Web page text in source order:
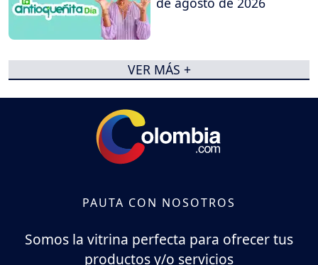
VER MÁS +
PAUTA CON NOSOTROS
Somos la vitrina perfecta para ofrecer tus
productos y/o servicios